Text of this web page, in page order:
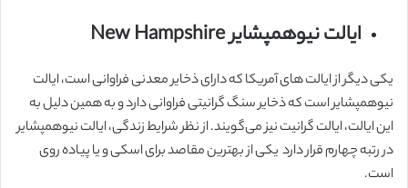
ایالت نیوهمپشایر New Hampshire
یکی دیگر از ایالت های آمریکا که دارای ذخایر معدنی فراوانی است، ایالت
نیوهمپشایر است که ذخایر سنگ گرانیتی فراوانی دارد و به همین دلیل به
این ایالت، ایالت گرانیت نیز می‌گویند. از نظر شرایط زندگی، ایالت نیوهمپشایر
در رتبه چهارم قرار دارد یکی از بهترین مقاصد برای اسکی و یا پیاده روی
است.